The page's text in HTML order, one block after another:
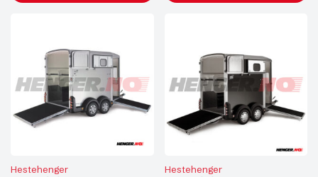
Hestehenger Hestehenger